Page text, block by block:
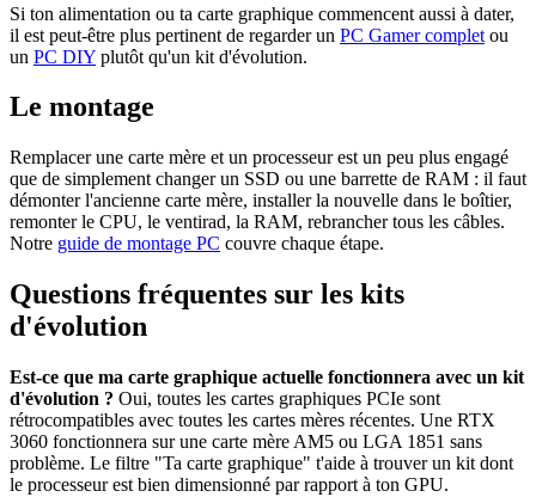
Si ton alimentation ou ta carte graphique commencent aussi à dater,
il est peut-être plus pertinent de regarder un PC Gamer complet ou
un PC DIY plutôt qu'un kit d'évolution.
Le montage
Remplacer une carte mère et un processeur est un peu plus engagé
que de simplement changer un SSD ou une barrette de RAM : il faut
démonter l'ancienne carte mère, installer la nouvelle dans le boîtier,
remonter le CPU, le ventirad, la RAM, rebrancher tous les câbles.
Notre guide de montage PC couvre chaque étape.
Questions fréquentes sur les kits
d'évolution
Est-ce que ma carte graphique actuelle fonctionnera avec un kit
d'évolution ? Oui, toutes les cartes graphiques PCIe sont
rétrocompatibles avec toutes les cartes mères récentes. Une RTX
3060 fonctionnera sur une carte mère AM5 ou LGA 1851 sans
problème. Le filtre "Ta carte graphique" t'aide à trouver un kit dont
le processeur est bien dimensionné par rapport à ton GPU.